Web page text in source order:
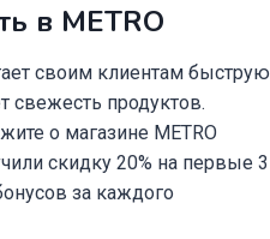
в METRO
своим клиентам быструю
свежесть продуктов.
о магазине METRO
скидку 20% на первые 3
за каждого